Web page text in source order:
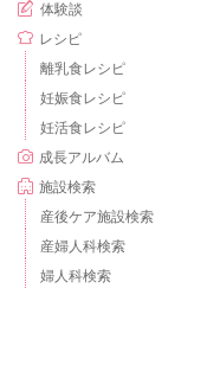
体験談
レシピ
離乳食レシピ
妊娠食レシピ
妊活食レシピ
成長アルバム
施設検索
産後ケア施設検索
産婦人科検索
婦人科検索